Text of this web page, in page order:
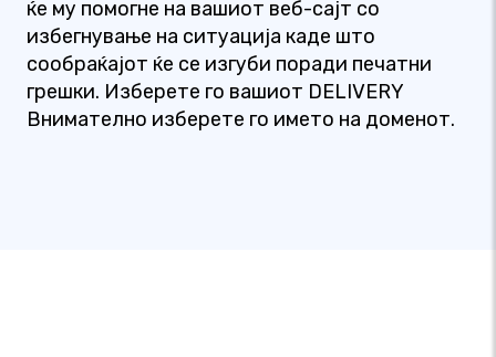
ќе му помогне на вашиот веб-сајт со
избегнување на ситуација каде што
сообраќајот ќе се изгуби поради печатни
грешки. Изберете го вашиот DELIVERY
Внимателно изберете го името на доменот.